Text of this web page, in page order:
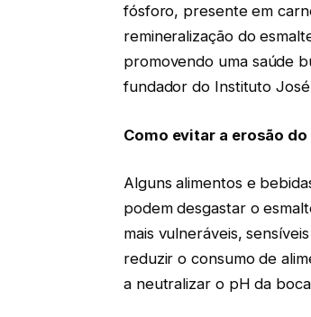
fósforo, presente em
remineralização do
promovendo uma saúde
fundador do Instituto José
Como evitar a erosão
Alguns alimentos e
podem desgastar o
mais vulneráveis,
reduzir o consumo de
a neutralizar o pH da